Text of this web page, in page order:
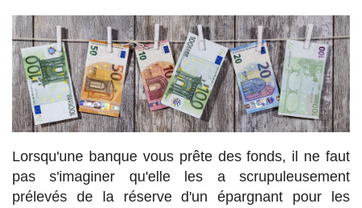
Lorsqu'une banque vous prête des fonds, il ne faut
pas s'imaginer qu'elle les a scrupuleusement
prélevés de la réserve d'un épargnant pour les